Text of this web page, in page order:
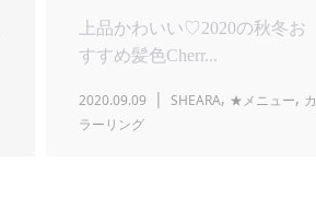
上品かわいい♡2020の秋冬お
すすめ髪色Cherr...
2020.09.09 SHEARA, ★メニュー, カ
ラーリング